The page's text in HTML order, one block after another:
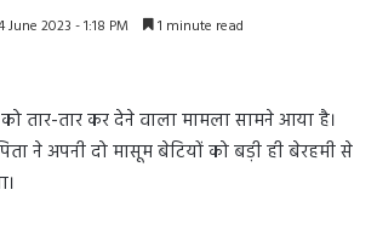
June 2023 - 1:18 PM 1 minute read
तार-तार कर देने वाला मामला सामने आया है।
ने अपनी दो मासूम बेटियों को बड़ी ही बेरहमी से